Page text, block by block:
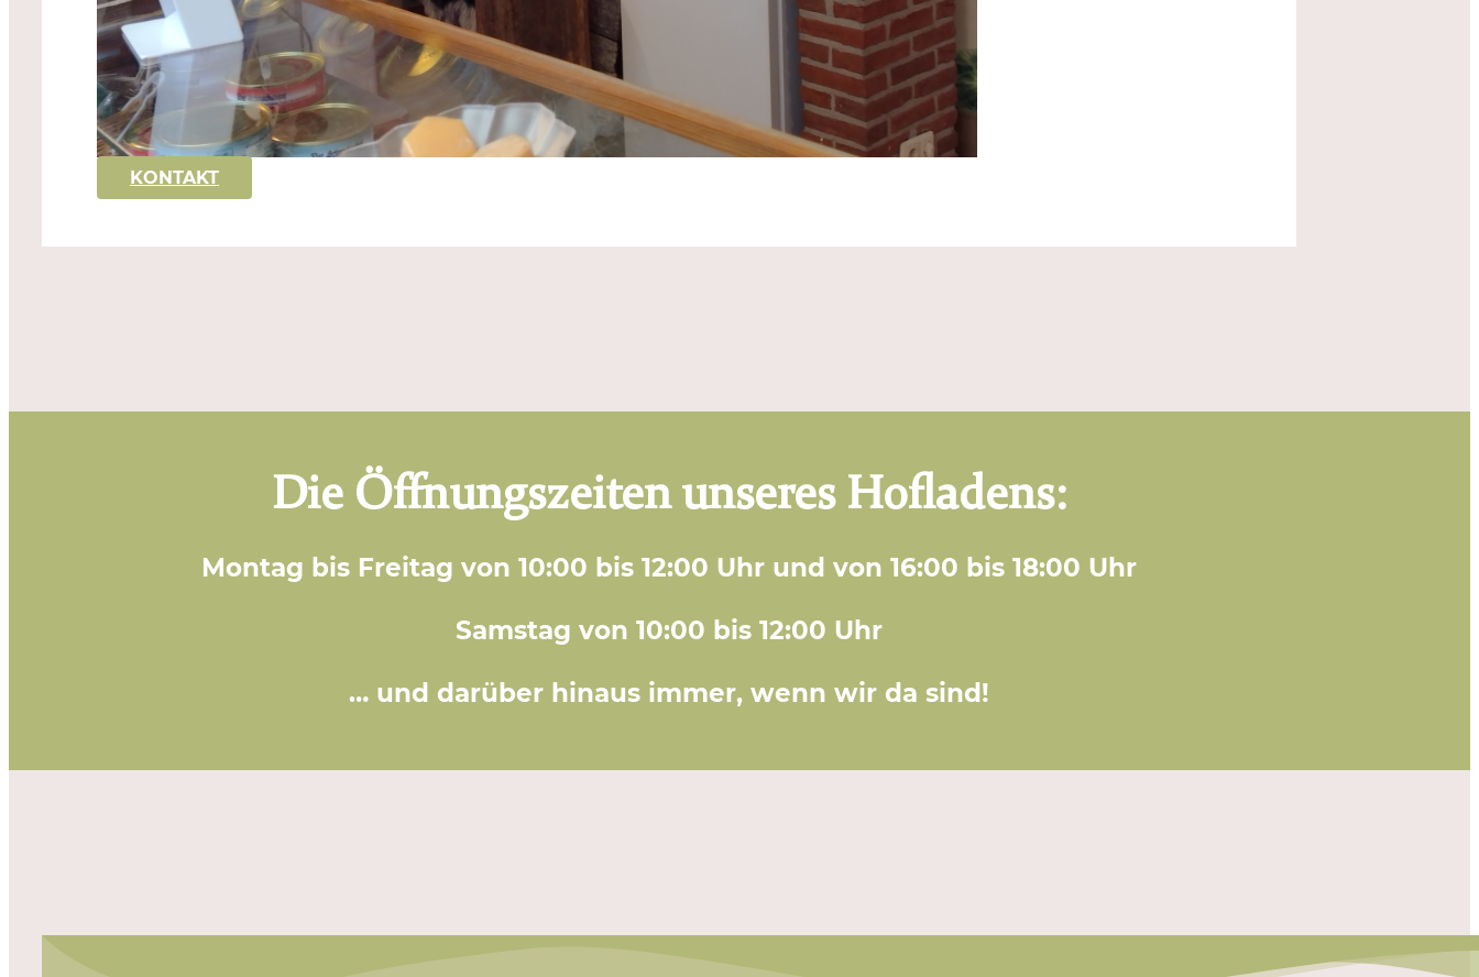
KONTAKT
Die Öffnungszeiten unseres Hofladens:
Montag bis Freitag von 10:00 bis 12:00 Uhr und von 16:00 bis 18:00 Uhr
Samstag von 10:00 bis 12:00 Uhr
… und darüber hinaus immer, wenn wir da sind!